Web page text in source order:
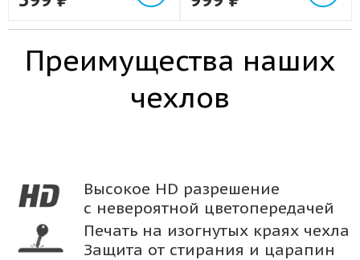
Преимущества наших
чехлов
Высокое HD разрешение
с невероятной цветопередачей
Печать на изогнутых краях чехла
Защита от стирания и царапин